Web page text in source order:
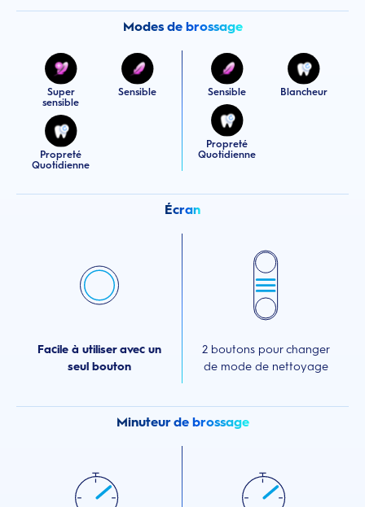
Modes de brossage
Super
sensible
Sensible
Propreté
Quotidienne
Sensible Blancheur
Propreté
Quotidienne
Écran
Facile à utiliser avec un
seul bouton
2 boutons pour changer
de mode de nettoyage
Minuteur de brossage